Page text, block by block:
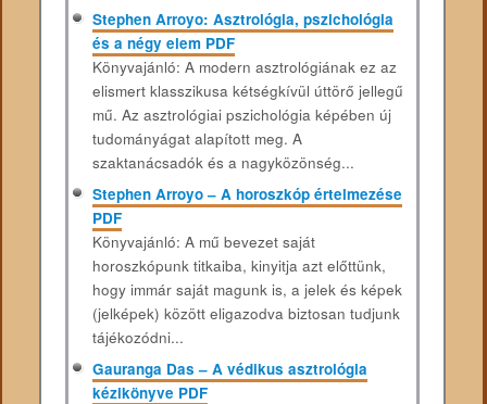
Stephen Arroyo: Asztrológia, pszichológia
és a négy elem PDF
Könyvajánló: A modern asztrológiának ez az
elismert klasszikusa kétségkívül úttörő jellegű
mű. Az asztrológiai pszichológia képében új
tudományágat alapított meg. A
szaktanácsadók és a nagyközönség...
Stephen Arroyo – A horoszkóp értelmezése
PDF
Könyvajánló: A mű bevezet saját
horoszkópunk titkaiba, kinyitja azt előttünk,
hogy immár saját magunk is, a jelek és képek
(jelképek) között eligazodva biztosan tudjunk
tájékozódni...
Gauranga Das – A védikus asztrológia
kézikönyve PDF